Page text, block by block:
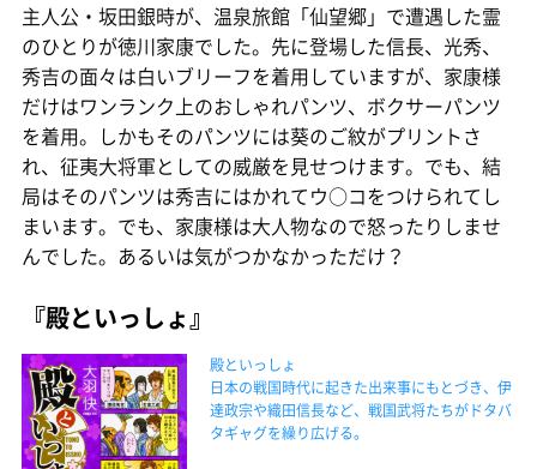
主人公・坂田銀時が、温泉旅館「仙望郷」で遭遇した霊
のひとりが徳川家康でした。先に登場した信長、光秀、
秀吉の面々は白いブリーフを着用していますが、家康様
だけはワンランク上のおしゃれパンツ、ボクサーパンツ
を着用。しかもそのパンツには葵のご紋がプリントさ
れ、征夷大将軍としての威厳を見せつけます。でも、結
局はそのパンツは秀吉にはかれてウ○コをつけられてし
まいます。でも、家康様は大人物なので怒ったりしませ
んでした。あるいは気がつかなかっただけ？
『殿といっしょ』
殿といっしょ
日本の戦国時代に起きた出来事にもとづき、伊
達政宗や織田信長など、戦国武将たちがドタバ
タギャグを繰り広げる。